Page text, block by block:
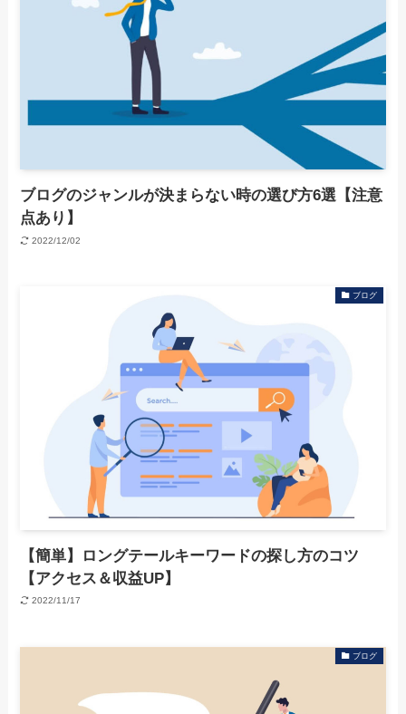
ブログのジャンルが決まらない時の選び方6選【注意
点あり】
2022/12/02
ブログ
【簡単】ロングテールキーワードの探し方のコツ
【アクセス＆収益UP】
2022/11/17
ブログ